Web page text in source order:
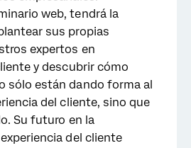
web, tendrá la
sus propias
expertos en
y descubrir cómo
sólo están dando forma al
del cliente, sino que
Su futuro en la
del cliente